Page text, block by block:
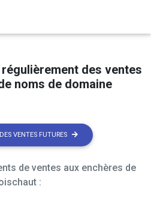
des ventes
noms de domaine
VENTES FUTURES
de ventes aux enchères de
: